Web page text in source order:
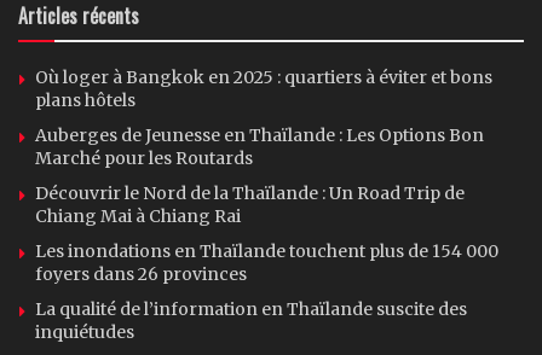
Articles récents
Où loger à Bangkok en 2025 : quartiers à éviter et bons
plans hôtels
Auberges de Jeunesse en Thaïlande : Les Options Bon
Marché pour les Routards
Découvrir le Nord de la Thaïlande : Un Road Trip de
Chiang Mai à Chiang Rai
Les inondations en Thaïlande touchent plus de 154 000
foyers dans 26 provinces
La qualité de l’information en Thaïlande suscite des
inquiétudes